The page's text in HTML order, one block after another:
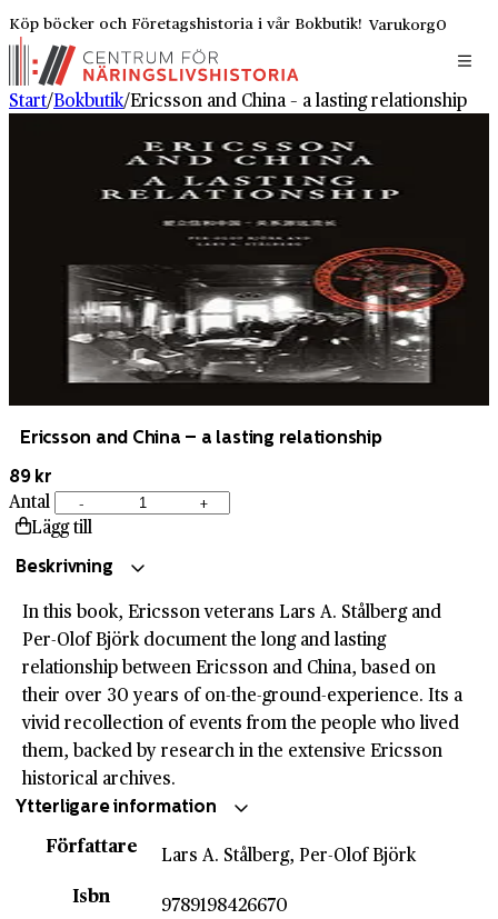
Köp böcker och Företagshistoria i vår Bokbutik! Varukorg0
Start/Bokbutik/Ericsson and China – a lasting relationship
Ericsson and China – a lasting relationship
89 kr
Antal -
Ericsson
and
China
a
lasting
relationship
mängd
+
Lägg till
Beskrivning
In this book, Ericsson veterans Lars A. Stålberg and
Per-Olof Björk document the long and lasting
relationship between Ericsson and China, based on
their over 30 years of on-the-ground-experience. Its a
vivid recollection of events from the people who lived
them, backed by research in the extensive Ericsson
historical archives.
Ytterligare information
Författare
Lars A. Stålberg, Per-Olof Björk
Isbn
9789198426670